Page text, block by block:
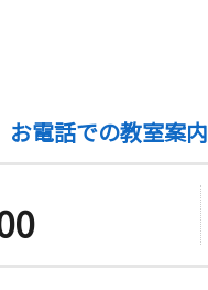
お電話での教室案内